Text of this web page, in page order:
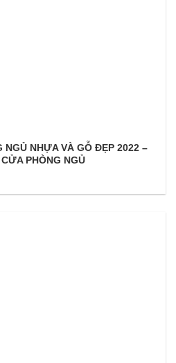
NGỦ NHỰA VÀ GỖ ĐẸP 2022 –
PHÒNG NGỦ